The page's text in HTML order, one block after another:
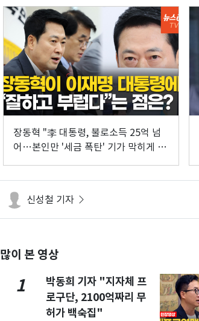
장동혁 "李 대통령, 불로소득 25억 넘
어…본인만 '세금 폭탄' 기가 막히게 피
신성철 기자
많이 본 영상
1
박동희 기자 "지자체 프
로구단, 2100억짜리 무
허가 백숙집"